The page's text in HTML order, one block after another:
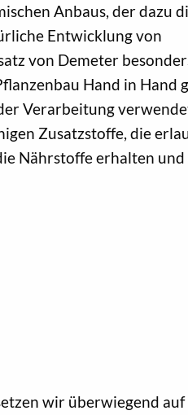
Anbaus, der dazu
Entwicklung von
von Demeter
Hand in Hand
Verarbeitung
Zusatzstoffe, die
Nährstoffe erhalten und
wir überwiegend